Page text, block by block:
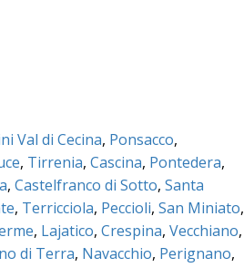
Val di Cecina, Ponsacco,
, Tirrenia, Cascina, Pontedera,
, Castelfranco di Sotto, Santa
, Terricciola, Peccioli, San Miniato,
, Lajatico, Crespina, Vecchiano,
di Terra, Navacchio, Perignano,